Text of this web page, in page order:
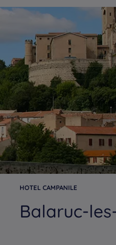
HOTEL CAMPANILE
Balaruc-